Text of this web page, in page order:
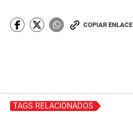
COPIAR ENLACE
TAGS RELACIONADOS